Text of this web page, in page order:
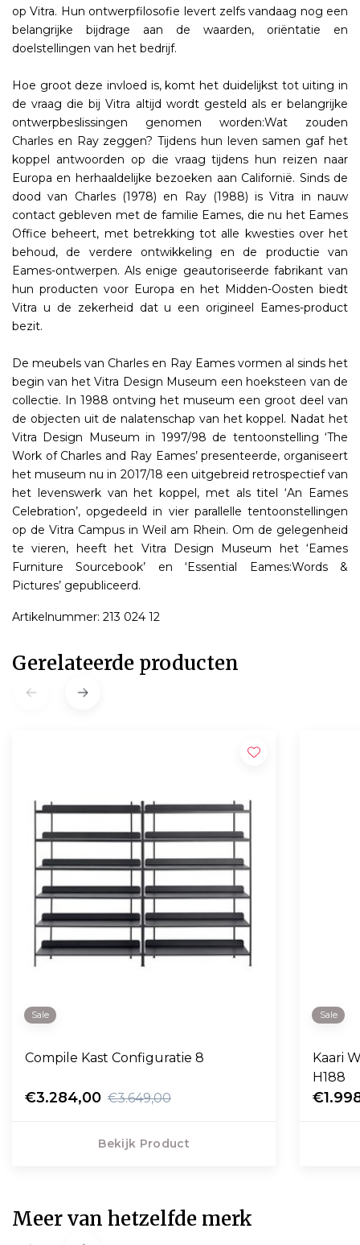
op Vitra. Hun ontwerpfilosofie levert zelfs vandaag nog een
belangrijke bijdrage aan de waarden, oriëntatie en
doelstellingen van het bedrijf.
Hoe groot deze invloed is, komt het duidelijkst tot uiting in
de vraag die bij Vitra altijd wordt gesteld als er belangrijke
ontwerpbeslissingen genomen worden:Wat zouden
Charles en Ray zeggen? Tijdens hun leven samen gaf het
koppel antwoorden op die vraag tijdens hun reizen naar
Europa en herhaaldelijke bezoeken aan Californië. Sinds de
dood van Charles (1978) en Ray (1988) is Vitra in nauw
contact gebleven met de familie Eames, die nu het Eames
Office beheert, met betrekking tot alle kwesties over het
behoud, de verdere ontwikkeling en de productie van
Eames-ontwerpen. Als enige geautoriseerde fabrikant van
hun producten voor Europa en het Midden-Oosten biedt
Vitra u de zekerheid dat u een origineel Eames-product
bezit.
De meubels van Charles en Ray Eames vormen al sinds het
begin van het Vitra Design Museum een hoeksteen van de
collectie. In 1988 ontving het museum een groot deel van
de objecten uit de nalatenschap van het koppel. Nadat het
Vitra Design Museum in 1997/98 de tentoonstelling ‘The
Work of Charles and Ray Eames’ presenteerde, organiseert
het museum nu in 2017/18 een uitgebreid retrospectief van
het levenswerk van het koppel, met als titel ‘An Eames
Celebration’, opgedeeld in vier parallelle tentoonstellingen
op de Vitra Campus in Weil am Rhein. Om de gelegenheid
te vieren, heeft het Vitra Design Museum het ‘Eames
Furniture Sourcebook’ en ‘Essential Eames:Words &
Pictures’ gepubliceerd.
Artikelnummer: 213 024 12
Gerelateerde producten
Sale
Compile Kast Configuratie 8
€3.284,00 €3.649,00
Bekijk Product
Sale
Kaari
H188
Meer van hetzelfde merk